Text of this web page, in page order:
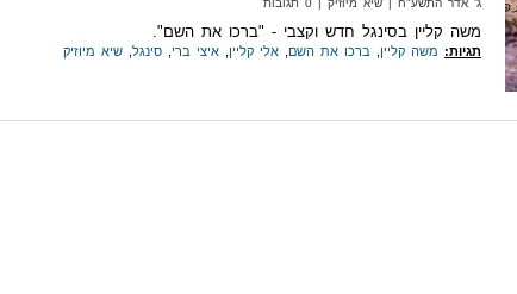
ג' אדר התשע"ח‏ | שיא מיוזיק‏ | 0 תגובות
משה קליין בסינגל חדש וקצבי - "ברכו את השם".
תגיות: משה קליין ברכו את השם אלי קליין איצי ברי סינגל שיא מיוזיק